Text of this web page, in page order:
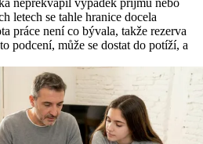
letech se tahle hranice docela
práce není co bývala, takže rezerva
podcení, může se dostat do potíží, a